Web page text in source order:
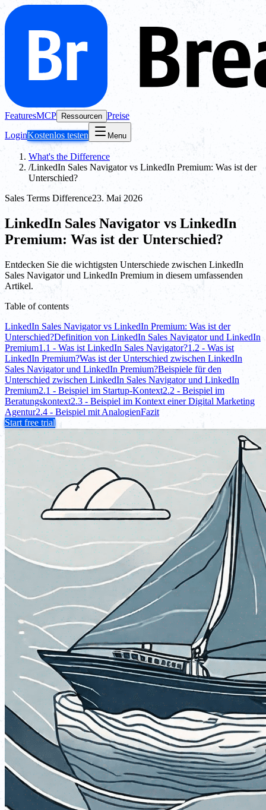
FeaturesMCP Ressourcen Preise
LoginKostenlos testen Menu
What's the Difference
/LinkedIn Sales Navigator vs LinkedIn Premium: Was ist der
Unterschied?
Sales Terms Difference23. Mai 2026
LinkedIn Sales Navigator vs LinkedIn
Premium: Was ist der Unterschied?
Entdecken Sie die wichtigsten Unterschiede zwischen LinkedIn
Sales Navigator und LinkedIn Premium in diesem umfassenden
Artikel.
Table of contents
LinkedIn Sales Navigator vs LinkedIn Premium: Was ist der
Unterschied?Definition von LinkedIn Sales Navigator und LinkedIn
Premium1.1 - Was ist LinkedIn Sales Navigator?1.2 - Was ist
LinkedIn Premium?Was ist der Unterschied zwischen LinkedIn
Sales Navigator und LinkedIn Premium?Beispiele für den
Unterschied zwischen LinkedIn Sales Navigator und LinkedIn
Premium2.1 - Beispiel im Startup-Kontext2.2 - Beispiel im
Beratungskontext2.3 - Beispiel im Kontext einer Digital Marketing
Agentur2.4 - Beispiel mit AnalogienFazit
Start free trial